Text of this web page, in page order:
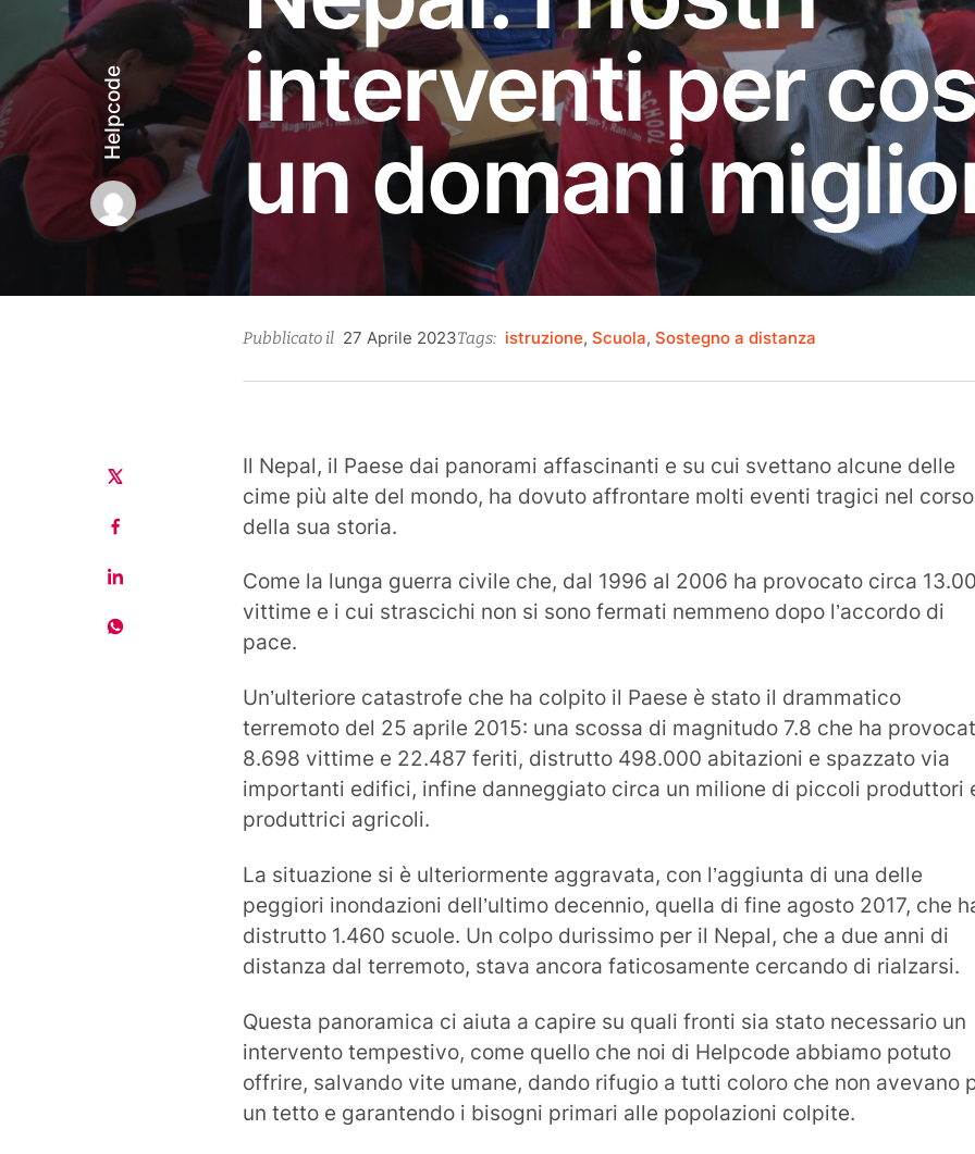
interventi per
un domani
Helpcode
Pubblicato il 27 Aprile 202327
2023
Tags: istruzione, Scuola, Sostegno a distanza
Il Nepal, il Paese dai panorami affascinanti e su cui svettano alcune delle
cime più alte del mondo, ha dovuto affrontare molti eventi tragici nel corso
della sua storia.
Come la lunga guerra civile che, dal 1996 al 2006 ha provocato circa
vittime e i cui strascichi non si sono fermati nemmeno dopo l’accordo di
pace.
Un’ulteriore catastrofe che ha colpito il Paese è stato il drammatico
terremoto del 25 aprile 2015: una scossa di magnitudo 7.8 che ha
8.698 vittime e 22.487 feriti, distrutto 498.000 abitazioni e spazzato via
importanti edifici, infine danneggiato circa un milione di piccoli produttori
produttrici agricoli.
La situazione si è ulteriormente aggravata, con l’aggiunta di una delle
peggiori inondazioni dell’ultimo decennio, quella di fine agosto 2017, che
distrutto 1.460 scuole. Un colpo durissimo per il Nepal, che a due anni di
distanza dal terremoto, stava ancora faticosamente cercando di rialzarsi.
Questa panoramica ci aiuta a capire su quali fronti sia stato necessario un
intervento tempestivo, come quello che noi di Helpcode abbiamo potuto
offrire, salvando vite umane, dando rifugio a tutti coloro che non avevano
un tetto e garantendo i bisogni primari alle popolazioni colpite.